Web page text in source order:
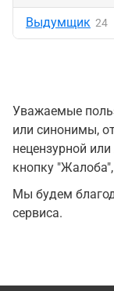
Выдумщик 24
Уважаемые
или синонимы,
нецензурной
кнопку
Мы будем
сервиса.